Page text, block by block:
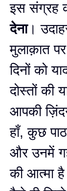
इस संग्रह
देना।
मुलाक़ात
दिनों को
दोस्तों
आपकी
हाँ, कुछ
और उनमें
की आत्मा